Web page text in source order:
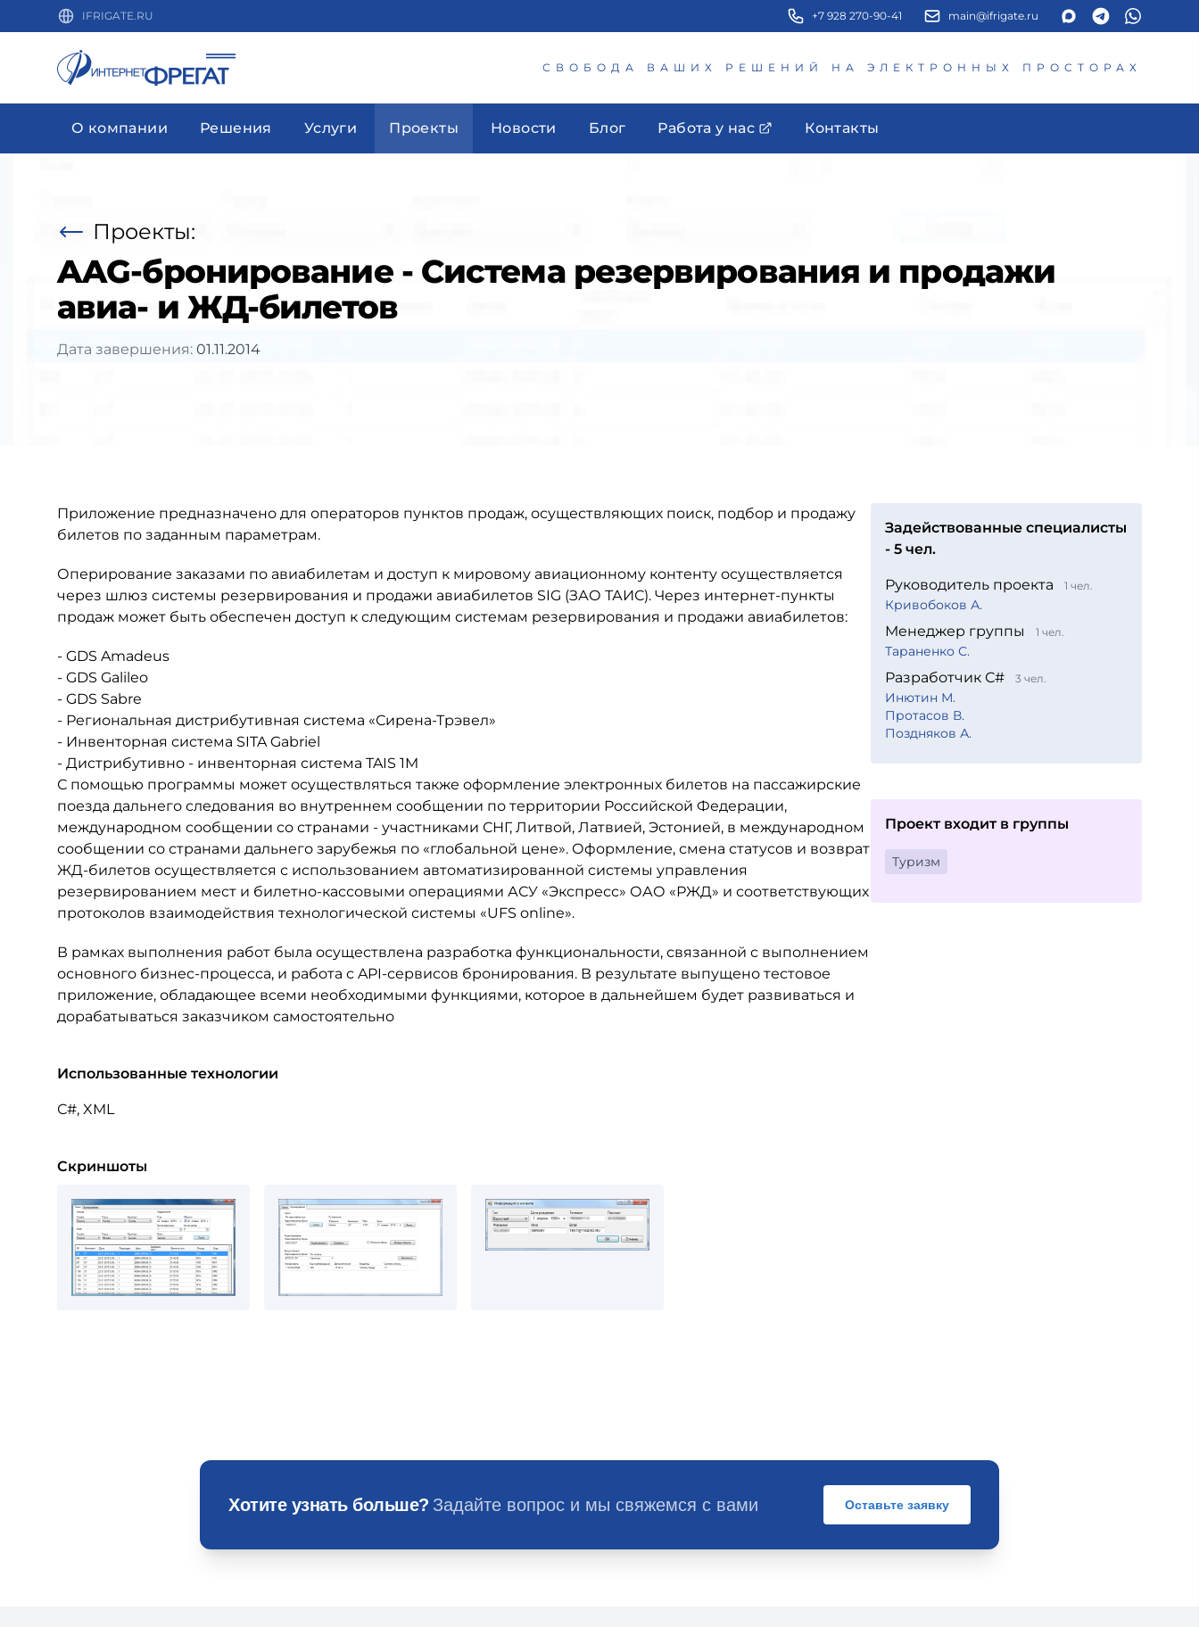
IFRIGATE.RU +7 928 270-90-41 main@ifrigate.ru
СВОБОДА ВАШИХ РЕШЕНИЙ НА ЭЛЕКТРОННЫХ ПРОСТОРАХ
О компании Решения Услуги Проекты Новости Блог Работа у нас Контакты
Проекты:
AAG-бронирование - Система резервирования и продажи
авиа- и ЖД-билетов
Дата завершения: 01.11.2014
Приложение предназначено для операторов пунктов продаж, осуществляющих поиск, подбор и продажу
билетов по заданным параметрам.
Оперирование заказами по авиабилетам и доступ к мировому авиационному контенту осуществляется
через шлюз системы резервирования и продажи авиабилетов SIG (ЗАО ТАИС). Через интернет-пункты
продаж может быть обеспечен доступ к следующим системам резервирования и продажи авиабилетов:
- GDS Amadeus
- GDS Galileo
- GDS Sabre
- Региональная дистрибутивная система «Сирена-Трэвел»
- Инвенторная система SITA Gabriel
- Дистрибутивно - инвенторная система TAIS 1M
С помощью программы может осуществляться также оформление электронных билетов на пассажирские
поезда дальнего следования во внутреннем сообщении по территории Российской Федерации,
международном сообщении со странами - участниками СНГ, Литвой, Латвией, Эстонией, в международном
сообщении со странами дальнего зарубежья по «глобальной цене». Оформление, смена статусов и возврат
ЖД-билетов осуществляется с использованием автоматизированной системы управления
резервированием мест и билетно-кассовыми операциями АСУ «Экспресс» ОАО «РЖД» и соответствующих
протоколов взаимодействия технологической системы «UFS online».
В рамках выполнения работ была осуществлена разработка функциональности, связанной с выполнением
основного бизнес-процесса, и работа с API-сервисов бронирования. В результате выпущено тестовое
приложение, обладающее всеми необходимыми функциями, которое в дальнейшем будет развиваться и
дорабатываться заказчиком самостоятельно
Использованные технологии
С#, XML
Скриншоты
Задействованные специалисты
- 5 чел.
Руководитель проекта 1 чел.
Кривобоков А.
Менеджер группы 1 чел.
Тараненко С.
Разработчик С# 3 чел.
Инютин М.
Протасов В.
Поздняков А.
Проект входит в группы
Туризм
Хотите узнать больше? Задайте вопрос и мы свяжемся с вами Оставьте заявку